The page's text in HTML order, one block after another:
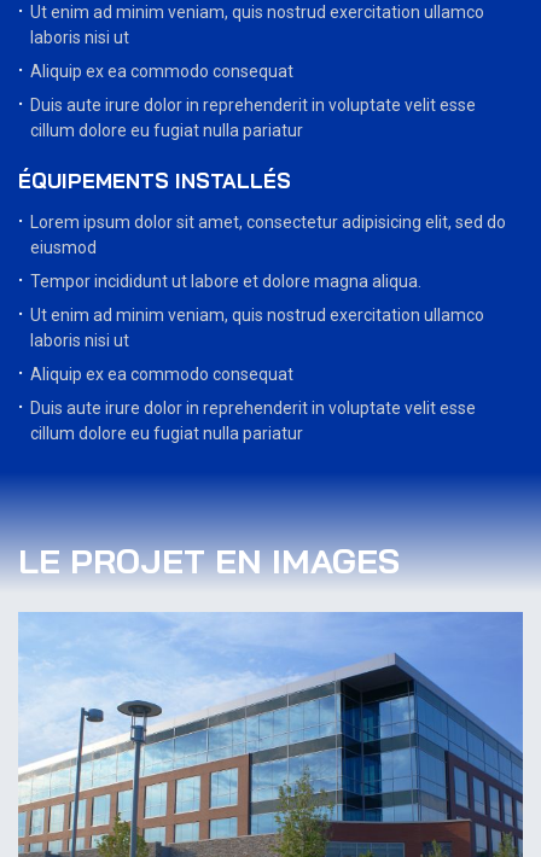
Ut enim ad minim veniam, quis nostrud exercitation ullamco
laboris nisi ut
Aliquip ex ea commodo consequat
Duis aute irure dolor in reprehenderit in voluptate velit esse
cillum dolore eu fugiat nulla pariatur
ÉQUIPEMENTS INSTALLÉS
Lorem ipsum dolor sit amet, consectetur adipisicing elit, sed do
eiusmod
Tempor incididunt ut labore et dolore magna aliqua.
Ut enim ad minim veniam, quis nostrud exercitation ullamco
laboris nisi ut
Aliquip ex ea commodo consequat
Duis aute irure dolor in reprehenderit in voluptate velit esse
cillum dolore eu fugiat nulla pariatur
LE PROJET EN IMAGES